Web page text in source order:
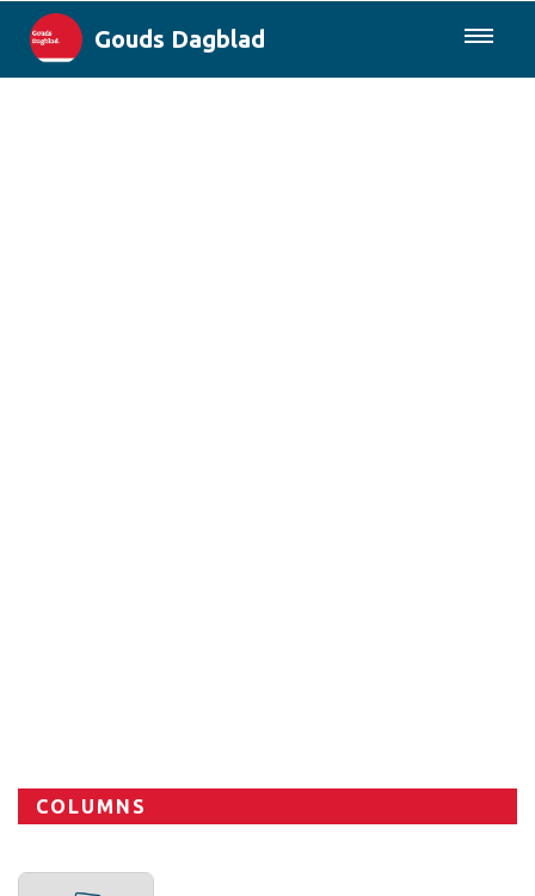
Gouds Dagblad
COLUMNS